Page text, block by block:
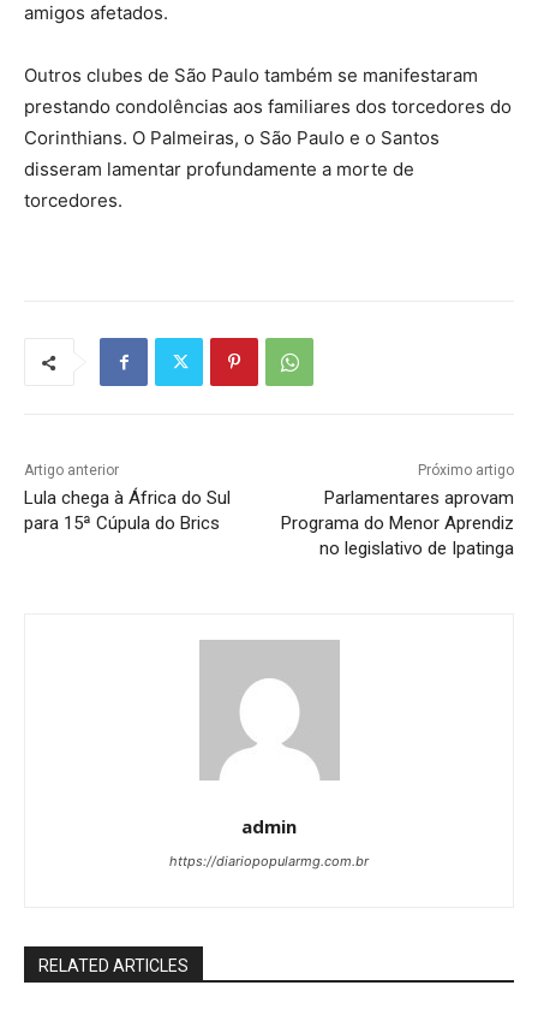
amigos afetados.
Outros clubes de São Paulo também se manifestaram
prestando condolências aos familiares dos torcedores do
Corinthians. O Palmeiras, o São Paulo e o Santos
disseram lamentar profundamente a morte de
torcedores.
Artigo anterior
Lula chega à África do Sul
para 15ª Cúpula do Brics
Próximo artigo
Parlamentares aprovam
Programa do Menor Aprendiz
no legislativo de Ipatinga
admin
https://diariopopularmg.com.br
RELATED ARTICLES